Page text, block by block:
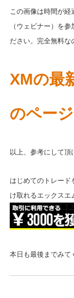
この画像は時間が
（ウェビナー）を
ださい。完全無料な
XMの最
のペー
以上、参考にして頂
はじめてのトレード
け取れるエックスエ
本日も最後までみて